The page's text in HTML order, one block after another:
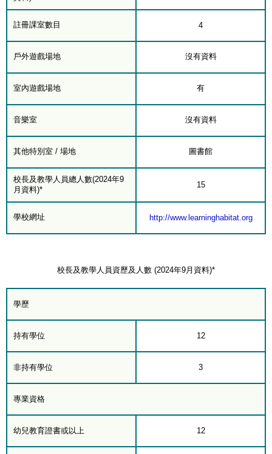
註冊課室數目 4
戶外遊戲場地 沒有資料
室內遊戲場地 有
音樂室 沒有資料
其他特別室 / 場地 圖書館
校長及教學人員總人數(2024年9
月資料)*
15
學校網址 http://www.learninghabitat.org
校長及教學人員資歷及人數 (2024年9月資料)*
學歷
持有學位 12
非持有學位 3
專業資格
幼兒教育證書或以上 12